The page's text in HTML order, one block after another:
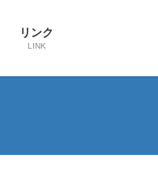
リンク
LINK